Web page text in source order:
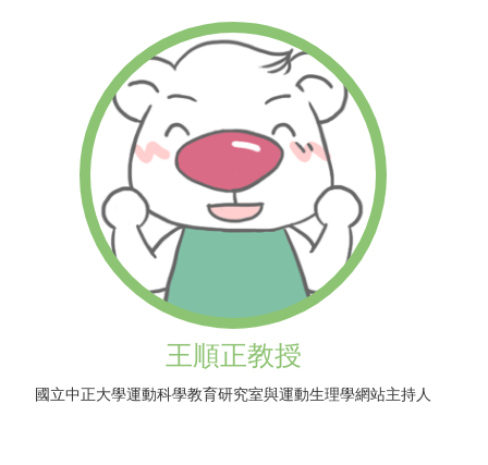
王順正教授
國立中正大學運動科學教育研究室與運動生理學網站主持人